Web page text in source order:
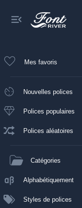
Mes favoris
Nouvelles polices
Polices populaires
Polices aléatoires
Catégories
Alphabétiquement
Styles de polices